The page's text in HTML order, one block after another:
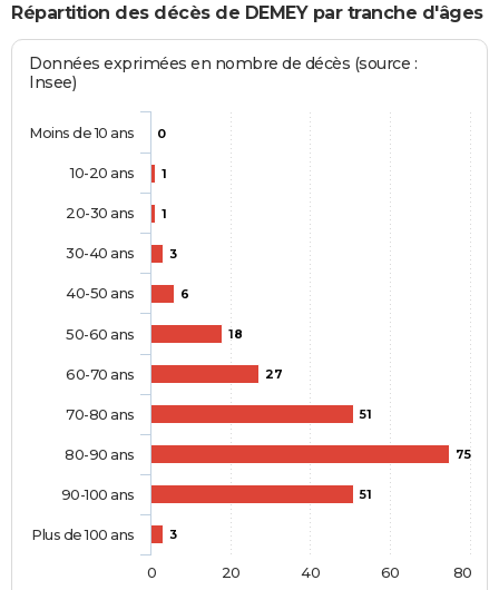
Répartition des décès de DEMEY par tranche d'âges
Données exprimées en nombre de décès (source :
Insee)
0
1
1
3
6
18
27
51
75
51
3
Moins de 10 ans
10-20 ans
20-30 ans
30-40 ans
40-50 ans
50-60 ans
60-70 ans
70-80 ans
80-90 ans
90-100 ans
Plus de 100 ans
0 20 40 60 80